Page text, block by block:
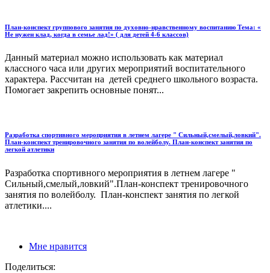
План-конспект группового занятия по духовно-нравственному воспитанию Тема: «
Не нужен клад, когда в семье лад!» ( для детей 4-6 классов)
Данный материал можно использовать как материал
классного часа или других мероприятий воспитательного
характера. Рассчитан на детей среднего школьного возраста.
Помогает закрепить основные понят...
Разработка спортивного мероприятия в летнем лагере " Сильный,смелый,ловкий".
План-конспект тренировочного занятия по волейболу. План-конспект занятия по
легкой атлетики
Разработка спортивного мероприятия в летнем лагере "
Сильный,смелый,ловкий".План-конспект тренировочного
занятия по волейболу. План-конспект занятия по легкой
атлетики....
Мне нравится
Поделиться: